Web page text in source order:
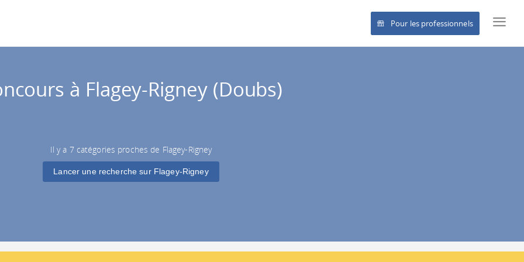
Pour les professionnels
à Flagey-Rigney (Doubs)
Il y a 7 catégories proches de Flagey-Rigney
Lancer une recherche sur Flagey-Rigney